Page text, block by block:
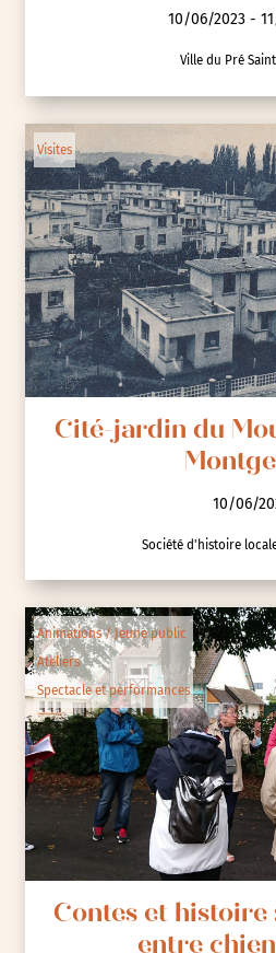
10/06/2023 -
Ville du Pré
Visites
Cité-jardin du
10/06/
Société d'histoire
Animations / Jeune public
Ateliers
Spectacle et performances
Contes et
entre